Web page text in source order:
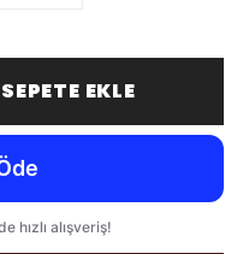
SEPETE EKLE